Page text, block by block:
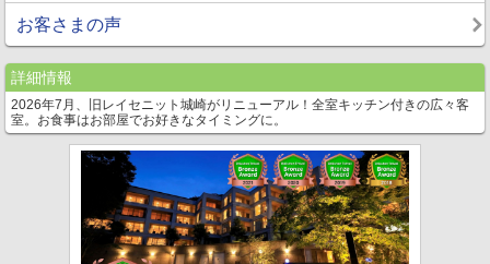
お客さまの声
詳細情報
2026年7月、旧レイセニット城崎がリニューアル！全室キッチン付きの広々客
室。お食事はお部屋でお好きなタイミングに。